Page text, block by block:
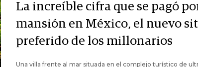
La increíble cifra que se pagó
mansión en México, el nuevo
preferido de los millonarios
Una villa frente al mar situada en el complejo turístico de